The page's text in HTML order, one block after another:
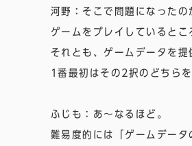
河野：そこで問題になった
ゲームをプレイしていると
それとも、ゲームデータを
1番最初はその2択のどちら
ふじも：あ〜なるほど。
難易度的には「ゲームデー